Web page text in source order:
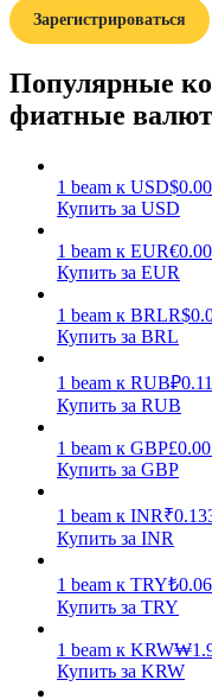
Заработок
Силовая свинья
Получайте
Зарегистрироваться
Популярные
фиатные
1 beam к USD$
Купить за USD
1 beam к EUR€
Купить за EUR
1 beam к BRLR$
Купить за BRL
1 beam к RUB₽
Купить за RUB
1 beam к GBP£
Купить за GBP
1 beam к INR₹
Купить за INR
1 beam к TRY₺
Купить за TRY
1 beam к KRW₩
Купить за KRW